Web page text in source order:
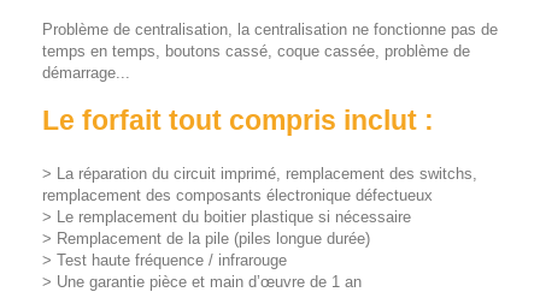
Problème de centralisation, la centralisation ne fonctionne pas de
temps en temps, boutons cassé, coque cassée, problème de
démarrage...
Le forfait tout compris inclut :
> La réparation du circuit imprimé, remplacement des switchs,
remplacement des composants électronique défectueux
> Le remplacement du boitier plastique si nécessaire
> Remplacement de la pile (piles longue durée)
> Test haute fréquence / infrarouge
> Une garantie pièce et main d’œuvre de 1 an